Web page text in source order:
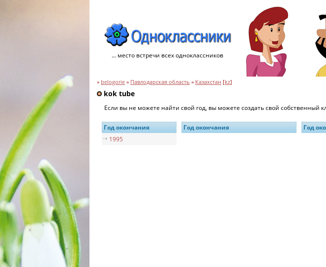
... место встречи всех одноклассников
» belogorie » Павлодарская область » Казахстан [kz]
kok tube
Если вы не можете найти свой год, вы можете создать свой собственный
Год окончания Год окончания
Год
1995